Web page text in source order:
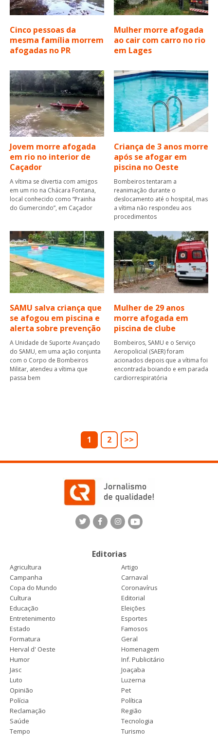
Cinco pessoas da
mesma família morrem
afogadas no PR
Mulher morre afogada
ao cair com carro no rio
em Lages
Jovem morre afogada
em rio no interior de
Caçador
A vítima se divertia com amigos
em um rio na Chácara Fontana,
local conhecido como “Prainha
do Gumercindo”, em Caçador
Criança de 3 anos morre
após se afogar em
piscina no Oeste
Bombeiros tentaram a
reanimação durante o
deslocamento até o hospital, mas
a vítima não respondeu aos
procedimentos
SAMU salva criança que
se afogou em piscina e
alerta sobre prevenção
A Unidade de Suporte Avançado
do SAMU, em uma ação conjunta
com o Corpo de Bombeiros
Militar, atendeu a vítima que
passa bem
Mulher de 29 anos
morre afogada em
piscina de clube
Bombeiros, SAMU e o Serviço
Aeropolicial (SAER) foram
acionados depois que a vítima foi
encontrada boiando e em parada
cardiorrespiratória
1 2 >>
Editorias
Agricultura
Artigo
Campanha
Carnaval
Copa do Mundo
Coronavírus
Cultura
Editorial
Educação
Eleições
Entretenimento
Esportes
Estado
Famosos
Formatura
Geral
Herval d' Oeste
Homenagem
Humor
Inf. Publicitário
Jasc
Joaçaba
Luto
Luzerna
Opinião
Pet
Polícia
Política
Reclamação
Região
Saúde
Tecnologia
Tempo
Turismo